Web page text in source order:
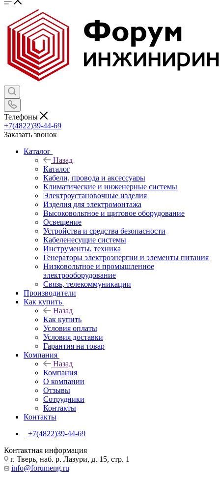
Телефоны
+7(4822)39-44-69
Заказать звонок
Каталог
Назад
Каталог
Кабели, провода и аксессуары
Климатические и инженерные системы
Электроустановочные изделия
Изделия для электромонтажа
Высоковольтное и щитовое оборудование
Освещение
Устройства и средства безопасности
Кабеленесущие системы
Инструменты, техника
Генераторы электроэнергии и элементы питания
Низковольтное и промышленное
электрооборудование
Связь, телекоммуникации
Производители
Как купить
Назад
Как купить
Условия оплаты
Условия доставки
Гарантия на товар
Компания
Назад
Компания
О компании
Отзывы
Сотрудники
Контакты
Контакты
+7(4822)39-44-69
Контактная информация
г. Тверь, наб. р. Лазури, д. 15, стр. 1
info@forumeng.ru